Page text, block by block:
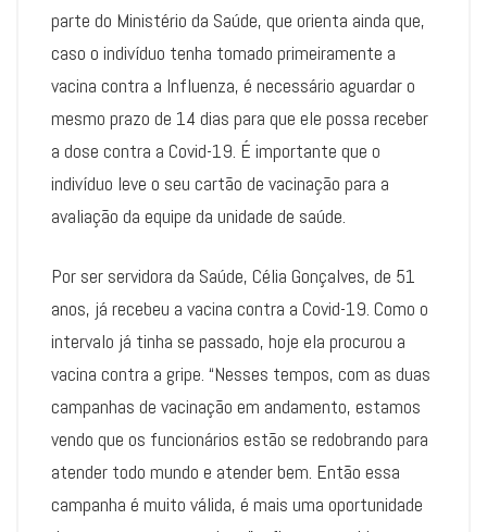
parte do Ministério da Saúde, que orienta ainda que,
caso o indivíduo tenha tomado primeiramente a
vacina contra a Influenza, é necessário aguardar o
mesmo prazo de 14 dias para que ele possa receber
a dose contra a Covid-19. É importante que o
indivíduo leve o seu cartão de vacinação para a
avaliação da equipe da unidade de saúde.
Por ser servidora da Saúde, Célia Gonçalves, de 51
anos, já recebeu a vacina contra a Covid-19. Como o
intervalo já tinha se passado, hoje ela procurou a
vacina contra a gripe. “Nesses tempos, com as duas
campanhas de vacinação em andamento, estamos
vendo que os funcionários estão se redobrando para
atender todo mundo e atender bem. Então essa
campanha é muito válida, é mais uma oportunidade